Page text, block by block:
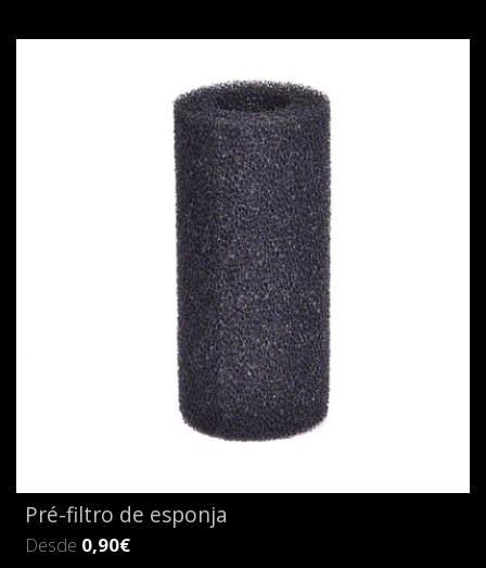
Pré-filtro de esponja
Desde 0,90€